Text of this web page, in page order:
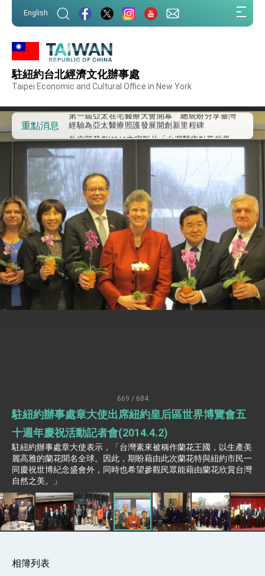
English
駐紐約台北經濟文化辦事處
Taipei Economic and Cultural Office in New York
重點消息
外交部重要言論
我國政府將在美國亞利桑納州設立「駐鳳凰城辦
事處」，進一步深化台美交流合作
經驗為亞太醫療照護發展開創新里程碑
外交部發布WHA文宣影片「台灣醫療點亮世界」
及「台灣智慧醫療與健康產業展」預告短片，向
世界展現台灣守護全球健康的創新能量
總統出訪史瓦帝尼返國談話 強調臺灣人有權利
走向世界 盼與理念相近國家共同維護國際秩序
堅定走向世界 賴總統抵達史瓦帝尼王國進行國是
訪問
總統與五院院長新春茶敘 盼化分歧為團結、為
國家邁出合作第一步
總統農曆春節談話
台美貿易協議完成簽署達成6大目標、創5大歷史
性突破 總統強調將以3大面向加速臺灣經濟轉型
升級 籲請立院全力支持並盡速通過
臺美簽署「對等貿易協定」確立對等關稅15%且不
疊加 我輸美2072項產品豁免對等關稅
總統接受「法新社」（AFP）專訪內容
外交部長林佳龍於《外交事務》撰文指出：自由
訪問團
外交部長林佳龍接見美國智庫「德國馬歇爾基金
會」訪問團一行，深化跨大西洋戰略夥伴關係
臺美經貿談判獲階段性成果 卓揆期勉爭取時間完
成「臺美對等貿易協定」簽署
外交部與數位發展部攜手合作，整合台灣雄厚數
位實力，達成固邦榮邦目標
外交部長林佳龍主持第35次「參與亞太經濟合作
策略小組」跨部會會議
669 / 684
駐紐約辦事處章大使出席紐約皇后區世界博覽會五
十週年慶祝活動記者會(2014.4.2)
駐紐約辦事處章大使表示，「台灣素來被稱作蘭花王國，以生產美
麗高雅的蘭花聞名全球。因此，期盼藉由此次蘭花特與紐約市民一
同慶祝世博紀念盛會外，同時也希望參觀民眾能藉由蘭花欣賞台灣
自然之美。」
相簿列表